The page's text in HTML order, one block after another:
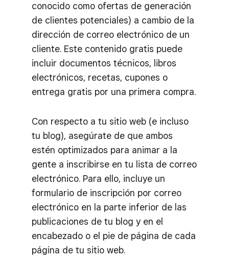
conocido como ofertas de generación
de clientes potenciales) a cambio de la
dirección de correo electrónico de un
cliente. Este contenido gratis puede
incluir documentos técnicos, libros
electrónicos, recetas, cupones o
entrega gratis por una primera compra.
Con respecto a tu sitio web (e incluso
tu blog), asegúrate de que ambos
estén optimizados para animar a la
gente a inscribirse en tu lista de correo
electrónico. Para ello, incluye un
formulario de inscripción por correo
electrónico en la parte inferior de las
publicaciones de tu blog y en el
encabezado o el pie de página de cada
página de tu sitio web.